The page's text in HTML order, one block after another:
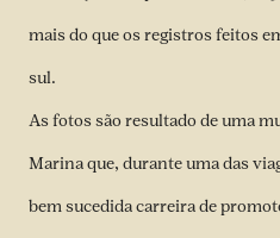
mais do que os registros feitos
sul.
As fotos são resultado de uma
Marina que, durante uma das
bem sucedida carreira de